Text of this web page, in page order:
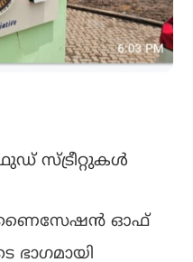
സ്ട്രീറ്റുകള്‍
ഓഫ്
ഭാഗമായി